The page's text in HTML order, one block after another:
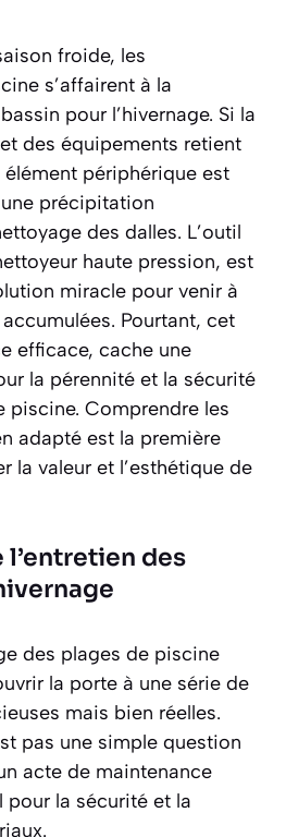
froide, les
s’affairent à la
pour l’hivernage. Si la
des équipements retient
périphérique est
précipitation
des dalles. L’outil
haute pression, est
miracle pour venir à
Pourtant, cet
efficace, cache une
la pérennité et la sécurité
piscine. Comprendre les
adapté est la première
la valeur et l’esthétique de
des
des plages de piscine
la porte à une série de
mais bien réelles.
pas une simple question
acte de maintenance
pour la sécurité et la